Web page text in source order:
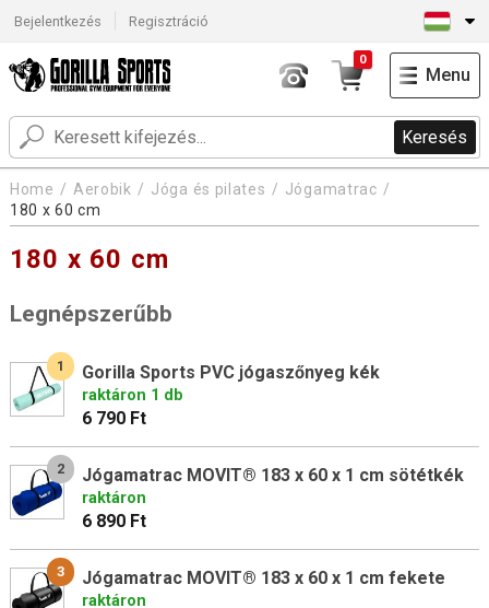
Bejelentkezés Regisztráció
Keresés
0
Menu
Home Aerobik Jóga és pilates
Jógamatrac
180 x 60 cm
180 x 60 cm
Legnépszerűbb
1 Gorilla Sports PVC jógaszőnyeg kék
raktáron 1 db
6 790 Ft
2 Jógamatrac MOVIT® 183 x 60 x 1 cm sötétkék
raktáron
6 890 Ft
3 Jógamatrac MOVIT® 183 x 60 x 1 cm fekete
raktáron